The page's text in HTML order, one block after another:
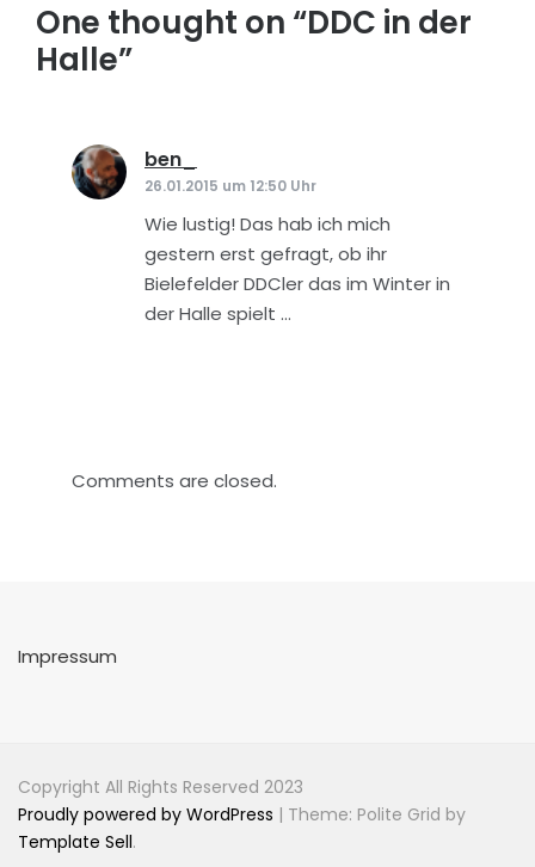
One thought on “DDC in der
Halle”
ben_
26.01.2015 um 12:50 Uhr
Wie lustig! Das hab ich mich
gestern erst gefragt, ob ihr
Bielefelder DDCler das im Winter in
der Halle spielt …
Comments are closed.
Impressum
Copyright All Rights Reserved 2023
Proudly powered by WordPress | Theme: Polite Grid by
Template Sell.